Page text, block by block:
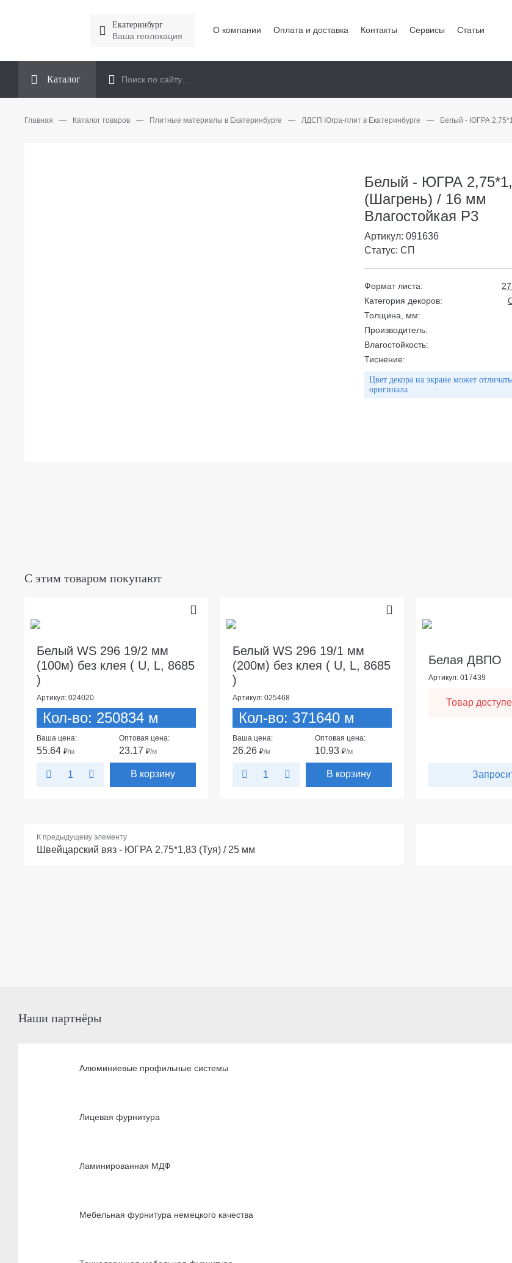
Екатеринбург
Ваша геолокация
О компании Оплата и доставка Контакты Сервисы Статьи
Каталог
Главная — Каталог товаров — Плитные материалы в Екатеринбурге — ЛДСП Югра-плит в Екатеринбурге — Белый - ЮГРА
Белый - ЮГРА
(Шагрень) / 16 мм
Влагостойкая Р3
Артикул: 091636
Статус: СП
Формат листа:
Категория декоров:
Толщина, мм:
Производитель:
Влагостойкость:
Тиснение:
Цвет декора на экране может
оригинала
С этим товаром покупают
Белый WS 296 19/2 мм
(100м) без клея ( U, L, 8685
)
Артикул: 024020
Кол-во: 250834 м
Ваша цена:
55.64 ₽/м
Оптовая цена:
23.17₽/м
В корзину
Белый WS 296 19/1 мм
(200м) без клея ( U, L, 8685
)
Артикул: 025468
Кол-во: 371640 м
Ваша цена:
26.26 ₽/м
Оптовая цена:
10.93₽/м
В корзину
Белая ДВПО
Артикул: 017439
Товар
К предыдущему элементу
Швейцарский вяз - ЮГРА 2,75*1,83 (Туя) / 25 мм
Наши партнёры
Алюминиевые профильные системы
Лицевая фурнитура
Ламинированная МДФ
Мебельная фурнитура немецкого качества